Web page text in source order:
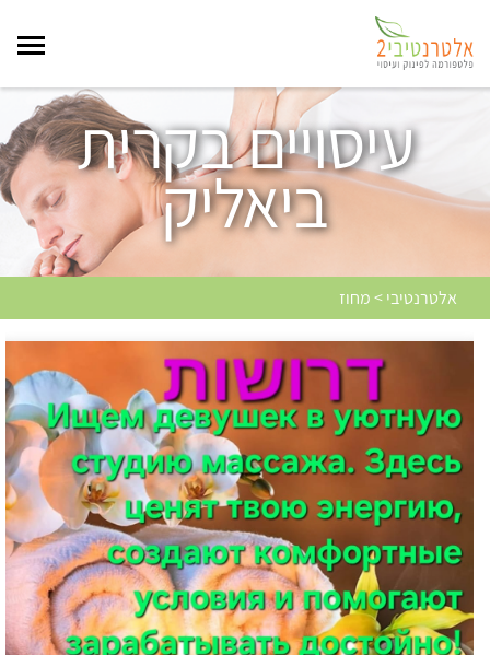
עיסויים בקרית
ביאליק
אלטרנטיבי > מחוז